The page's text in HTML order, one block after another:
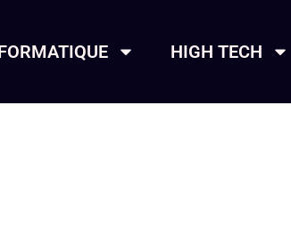
HIGH TECH